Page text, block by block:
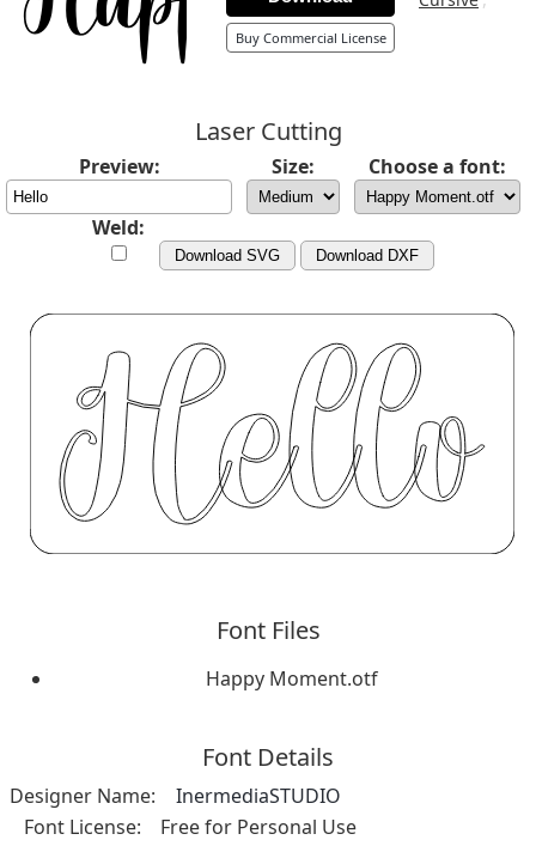
Buy Commercial License
Laser Cutting
Preview: Size: Choose a font:
Weld:
Download SVG Download DXF
Font Files
Happy Moment.otf
Font Details
Designer Name:
InermediaSTUDIO
Font License:
Free for Personal Use